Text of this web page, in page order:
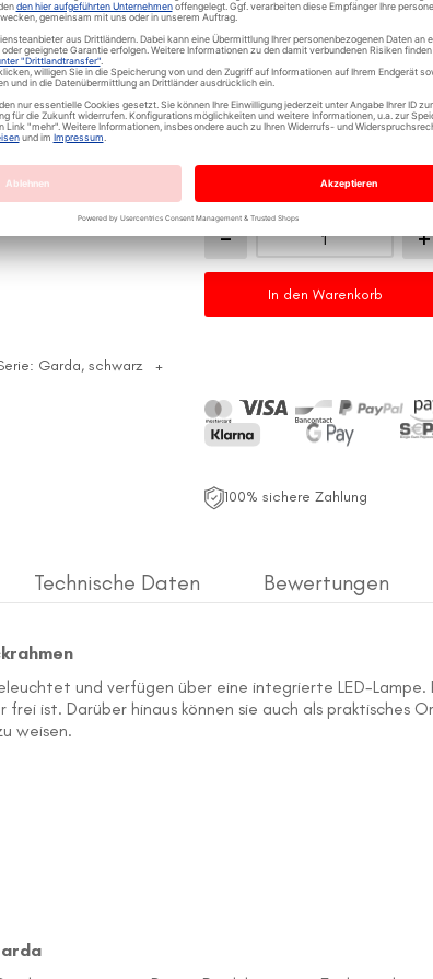
€
Garda, schwarz
+
Menge
In den Warenkorb
100% sichere Zahlung
13,04 €
Technische Daten Bewertungen
und verfügen über eine integrierte LED-
ist. Darüber hinaus können sie auch als praktisches
weisen.